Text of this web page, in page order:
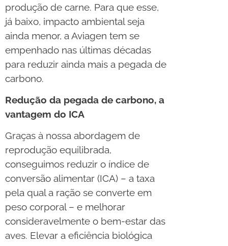
produção de carne. Para que esse,
já baixo, impacto ambiental seja
ainda menor, a Aviagen tem se
empenhado nas últimas décadas
para reduzir ainda mais a pegada de
carbono.
Redução da pegada de carbono, a
vantagem do ICA
Graças à nossa abordagem de
reprodução equilibrada,
conseguimos reduzir o índice de
conversão alimentar (ICA) – a taxa
pela qual a ração se converte em
peso corporal – e melhorar
consideravelmente o bem-estar das
aves. Elevar a eficiência biológica